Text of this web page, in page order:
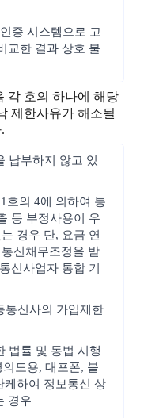
증 시스템으로 고
교한 결과 상호 불
각 호의 하나에 해당
제한사유가 해소될
납부하지 않고 있
호의 4에 의하여 통
등 부정사용이 우
경우 단, 요금 연
신채무조정을 받
신사업자 통합 기
통신사의 가입제한
법률 및 동법 시행
도용, 대포폰, 불
케하여 정보통신 상
경우